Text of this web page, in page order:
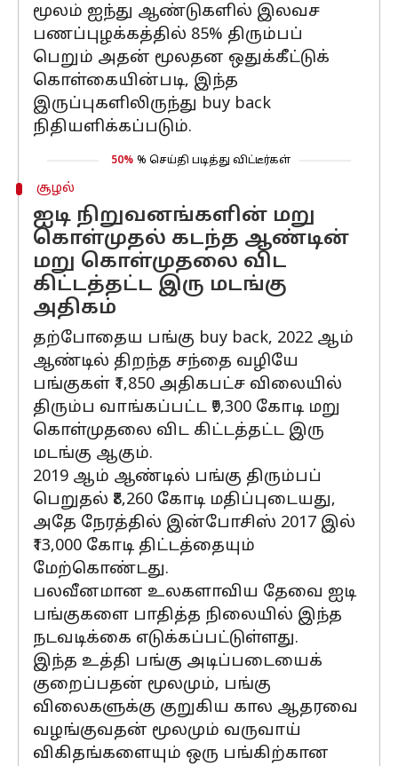
மூலம் ஐந்து ஆண்டுகளில் இலவச
பணப்புழக்கத்தில் 85% திரும்பப்
பெறும் அதன் மூலதன ஒதுக்கீட்டுக்
கொள்கையின்படி, இந்த
இருப்புகளிலிருந்து buy back
நிதியளிக்கப்படும்.
50% % செய்தி படித்து விட்டீர்கள்
சூழல்
ஐடி நிறுவனங்களின் மறு
கொள்முதல் கடந்த ஆண்டின்
மறு கொள்முதலை விட
கிட்டத்தட்ட இரு மடங்கு
அதிகம்
தற்போதைய பங்கு buy back, 2022 ஆம்
ஆண்டில் திறந்த சந்தை வழியே
பங்குகள் ₹1,850 அதிகபட்ச விலையில்
திரும்ப வாங்கப்பட்ட ₹9,300 கோடி மறு
கொள்முதலை விட கிட்டத்தட்ட இரு
மடங்கு ஆகும்.
2019 ஆம் ஆண்டில் பங்கு திரும்பப்
பெறுதல் ₹8,260 கோடி மதிப்புடையது,
அதே நேரத்தில் இன்போசிஸ் 2017 இல்
₹13,000 கோடி திட்டத்தையும்
மேற்கொண்டது.
பலவீனமான உலகளாவிய தேவை ஐடி
பங்குகளை பாதித்த நிலையில் இந்த
நடவடிக்கை எடுக்கப்பட்டுள்ளது.
இந்த உத்தி பங்கு அடிப்படையைக்
குறைப்பதன் மூலமும், பங்கு
விலைகளுக்கு குறுகிய கால ஆதரவை
வழங்குவதன் மூலமும் வருவாய்
விகிதங்களையும் ஒரு பங்கிற்கான